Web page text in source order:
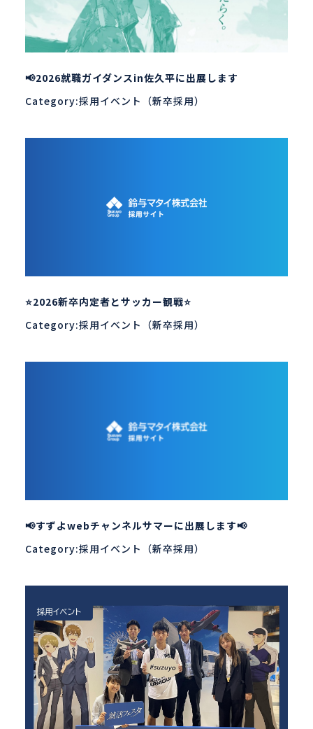
📢2026就職ガイダンスin佐久平に出展します
Category:採用イベント（新卒採用）
⭐2026新卒内定者とサッカー観戦⭐
Category:採用イベント（新卒採用）
📢すずよwebチャンネルサマーに出展します📢
Category:採用イベント（新卒採用）